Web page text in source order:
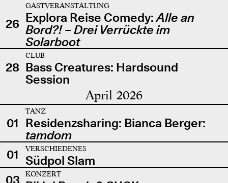
26
GASTVERANSTALTUNG
Explora Reise Comedy:Alle an
Bord?! – Drei Verrückte im
Solarboot
28
CLUB
Bass Creatures: Hardsound
Session
April 2026
01
TANZ
Residenzsharing: Bianca Berger:
tamdom
01
VERSCHIEDENES
Südpol Slam
03
KONZERT